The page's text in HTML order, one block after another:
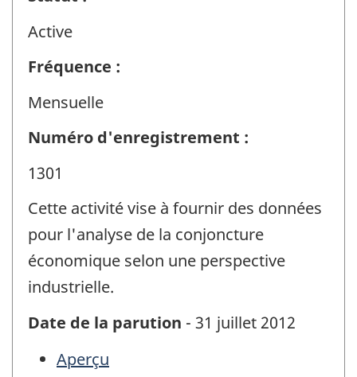
Active
Fréquence :
Mensuelle
Numéro d'enregistrement :
1301
Cette activité vise à fournir des données
pour l'analyse de la conjoncture
économique selon une perspective
industrielle.
Date de la parution - 31 juillet 2012
Aperçu